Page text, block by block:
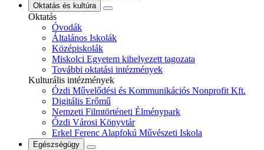
Oktatás és kultúra
Oktatás
Óvodák
Általános Iskolák
Középiskolák
Miskolci Egyetem kihelyezett tagozata
További oktatási intézmények
Kulturális intézmények
Ózdi Művelődési és Kommunikációs Nonprofit Kft.
Digitális Erőmű
Nemzeti Filmtörténeti Élménypark
Ózdi Városi Könyvtár
Erkel Ferenc Alapfokú Művészeti Iskola
Egészségügy